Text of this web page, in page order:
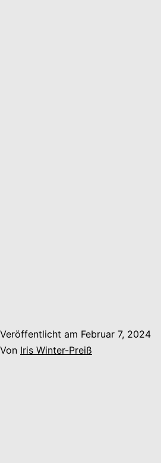
Veröffentlicht am Februar 7, 2024
Von Iris Winter-Preiß